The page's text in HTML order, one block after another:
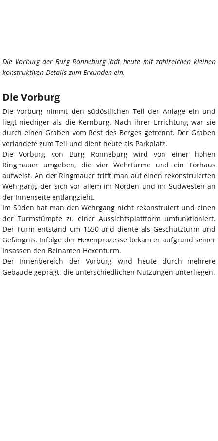
Die Vorburg der Burg Ronneburg lädt heute mit zahlreichen kleinen
konstruktiven Details zum Erkunden ein.
Die Vorburg
Die Vorburg nimmt den südöstlichen Teil der Anlage ein und
liegt niedriger als die Kernburg. Nach ihrer Errichtung war sie
durch einen Graben vom Rest des Berges getrennt. Der Graben
verlandete zum Teil und dient heute als Parkplatz.
Die Vorburg von Burg Ronneburg wird von einer hohen
Ringmauer umgeben, die vier Wehrtürme und ein Torhaus
aufweist. An der Ringmauer trifft man auf einen rekonstruierten
Wehrgang, der sich vor allem im Norden und im Südwesten an
der Innenseite entlangzieht.
Im Süden hat man den Wehrgang nicht rekonstruiert und einen
der Turmstümpfe zu einer Aussichtsplattform umfunktioniert.
Der Turm entstand um 1550 und diente als Geschützturm und
Gefängnis. Infolge der Hexenprozesse bekam er aufgrund seiner
Insassen den Beinamen Hexenturm.
Der Innenbereich der Vorburg wird heute durch mehrere
Gebäude geprägt, die unterschiedlichen Nutzungen unterliegen.